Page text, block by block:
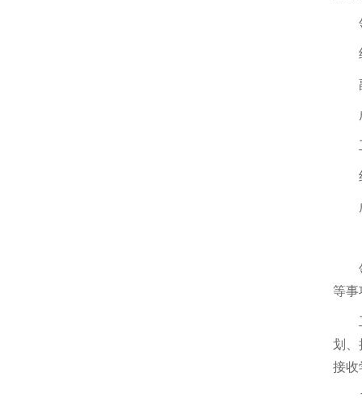
等事
划、
接收